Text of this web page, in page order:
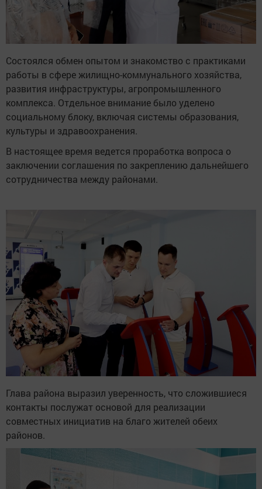
Состоялся обмен опытом и знакомство с практиками
работы в сфере жилищно-коммунального хозяйства,
развития инфраструктуры, агропромышленного
комплекса. Отдельное внимание было уделено
социальному блоку, включая системы образования,
культуры и здравоохранения.
В настоящее время ведется проработка вопроса о
заключении соглашения по закреплению дальнейшего
сотрудничества между районами.
Глава района выразил уверенность, что сложившиеся
контакты послужат основой для реализации
совместных инициатив на благо жителей обеих
районов.